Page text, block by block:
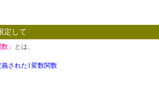
定して
」
とは、
義された1変数関数